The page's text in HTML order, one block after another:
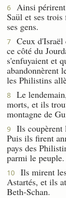
6
Ainsi
Saül et ses
ses gens.
7
Ceux d'Israël
ce côté du
s'enfuyaient et
abandonnèrent
les Philistins
8
Le
morts, et ils
montagne de
9
Ils coupèrent
Puis ils firent
pays des
parmi le peuple.
10
Ils mirent
Astartés, et ils
Beth-Schan.